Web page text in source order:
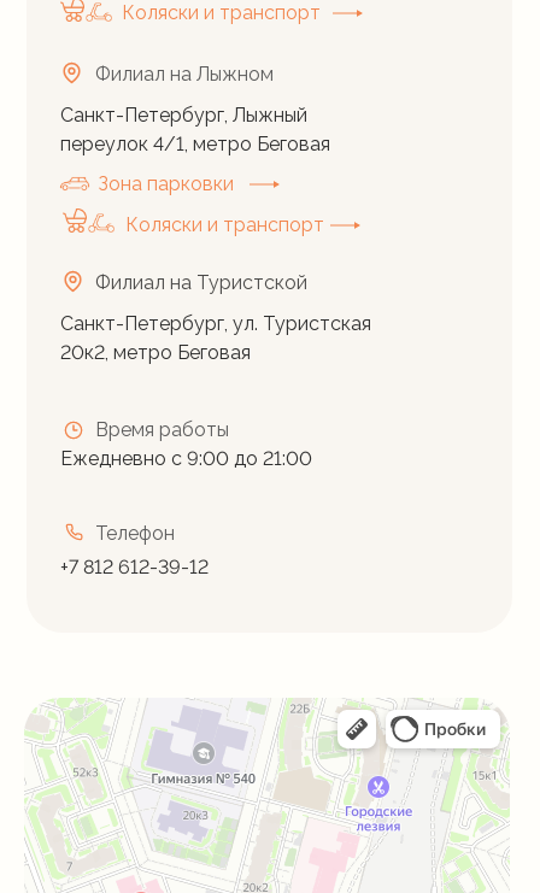
Санкт-Петербург, ул. Туристская
20к2, метро Беговая
Филиал на Туристской
Санкт-Петербург, Лыжный
переулок 4/1, метро Беговая
Филиал на Лыжном
Ежедневно с 9:00 до 21:00
Время работы
+7 812 612-39-12
Телефон
Зона парковки
Коляски и транспорт
Коляски и транспорт